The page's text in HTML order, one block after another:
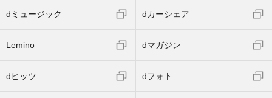
dミュージック dカーシェア
Lemino dマガジン
dヒッツ dフォト